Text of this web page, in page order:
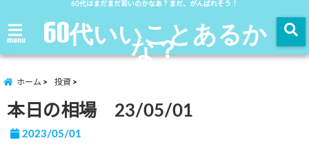
60代はまだまだ若いのかなあ？まだ、がんばれそう！
menu 60代いいことあるか
な？
ホーム 投資
本日の相場 23/05/01
2023/05/01